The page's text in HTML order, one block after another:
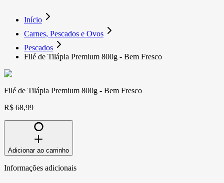
Início
Carnes, Pescados e Ovos
Pescados
Filé de Tilápia Premium 800g - Bem Fresco
Filé de Tilápia Premium 800g - Bem Fresco
R$ 68,99
Adicionar ao carrinho
Informações adicionais